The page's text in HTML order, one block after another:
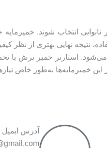
انتخاب شوند.
نتیجه نهایی بهتری از نظر
استارتر خمیر ترش
خمیرمایه‌ها به‌طور خاص
آدرس ایمیل